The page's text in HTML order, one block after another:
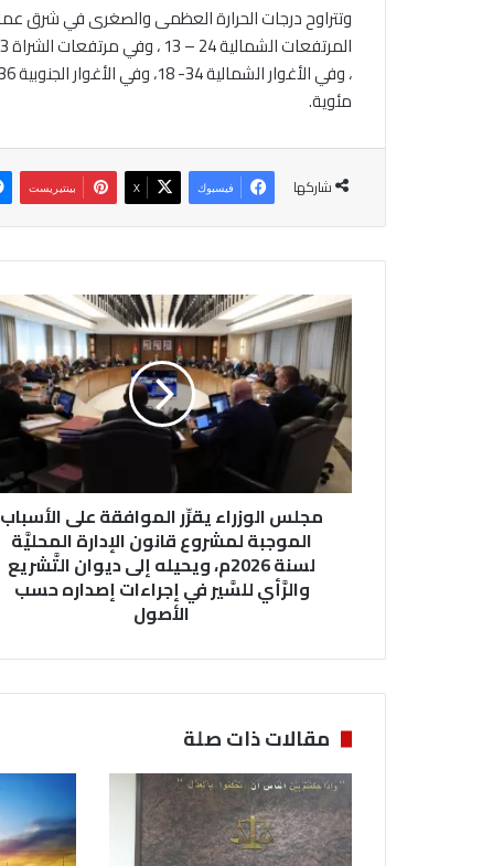
مئوية.
شاركها فيسبوك ‫X بينتيريست
م
ج
ل
س
ل
و
ز
ر
ا
م
ا
ف
ق
ة
ع
مجلس الوزراء يقرِّر الموافقة على الأسباب
الموجبة لمشروع قانون الإدارة المحليَّة
لسنة 2026م، ويحيله إلى ديوان التَّشريع
والرَّأي للسَّير في إجراءات إصداره حسب
الأصول
مقالات ذات صلة